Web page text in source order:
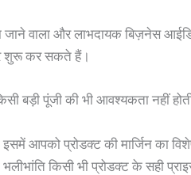
जाने वाला और लाभदायक बिज़नेस
शुरू कर सकते हैं।
बड़ी पूंजी की भी आवश्यकता नहीं
आपको प्रोडक्ट की मार्जिन का
किसी भी प्रोडक्ट के सही